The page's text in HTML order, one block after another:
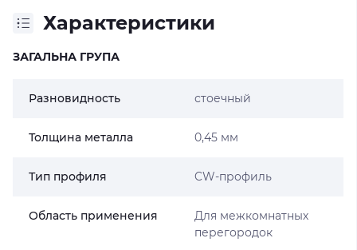
Характеристики
ЗАГАЛЬНА ГРУПА
Разновидность стоечный
Толщина металла 0,45 мм
Тип профиля CW-профиль
Область применения
Для межкомнатных
перегородок